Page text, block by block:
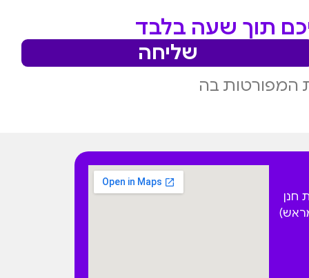
תוך שעה בלבד
המפורטות בה
שליחה
4 בית חנן